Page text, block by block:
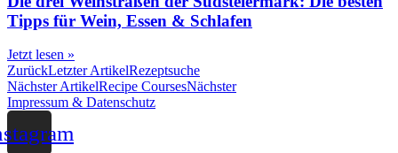
Tipps für Wein, Essen & Schlafen
Jetzt lesen »
ZurückLetzter ArtikelRezeptsuche
Nächster ArtikelRecipe CoursesNächster
Impressum & Datenschutz